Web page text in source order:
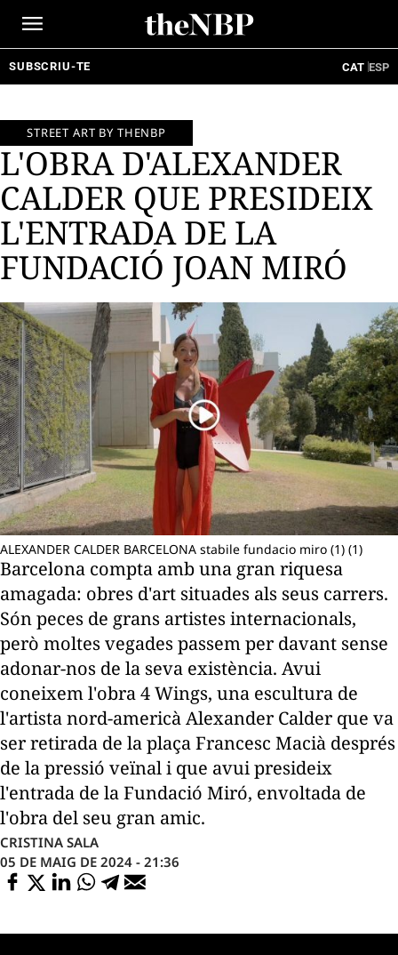
SUBSCRIU-TE CAT ESP
STREET ART BY THENBP
L'OBRA D'ALEXANDER
CALDER QUE PRESIDEIX
L'ENTRADA DE LA
FUNDACIÓ JOAN MIRÓ
ALEXANDER CALDER BARCELONA stabile fundacio miro (1) (1)
Barcelona compta amb una gran riquesa
amagada: obres d'art situades als seus carrers.
Són peces de grans artistes internacionals,
però moltes vegades passem per davant sense
adonar-nos de la seva existència. Avui
coneixem l'obra 4 Wings, una escultura de
l'artista nord-americà Alexander Calder que va
ser retirada de la plaça Francesc Macià després
de la pressió veïnal i que avui presideix
l'entrada de la Fundació Miró, envoltada de
l'obra del seu gran amic.
CRISTINA SALA
05 DE MAIG DE 2024 - 21:36